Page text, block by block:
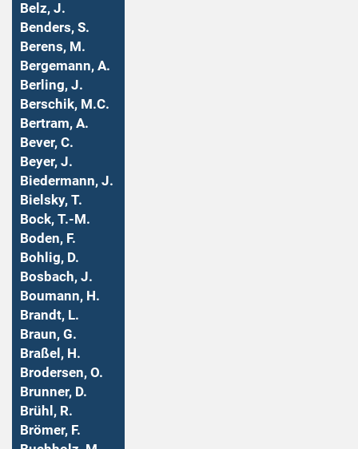
Belz, J.
Benders, S.
Berens, M.
Bergemann, A.
Berling, J.
Berschik, M.C.
Bertram, A.
Bever, C.
Beyer, J.
Biedermann, J.
Bielsky, T.
Bock, T.-M.
Boden, F.
Bohlig, D.
Bosbach, J.
Boumann, H.
Brandt, L.
Braun, G.
Braßel, H.
Brodersen, O.
Brunner, D.
Brühl, R.
Brömer, F.